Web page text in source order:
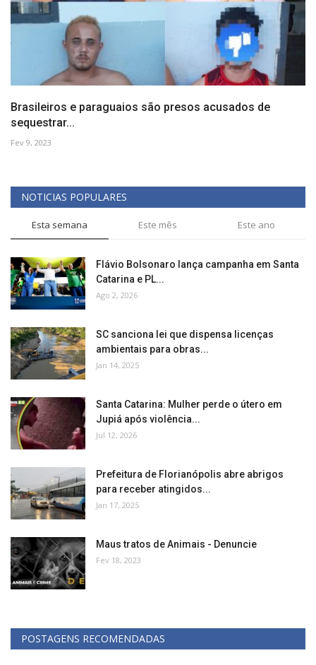
Brasileiros e paraguaios são presos acusados de
sequestrar...
Fev 9, 2023
NOTICIAS POPULARES
Esta semana Este mês Este ano
Flávio Bolsonaro lança campanha em Santa
Catarina e PL...
Ago 2, 2026
SC sanciona lei que dispensa licenças
ambientais para obras...
Jan 14, 2025
Santa Catarina: Mulher perde o útero em
Jupiá após violência...
Jul 12, 2026
Prefeitura de Florianópolis abre abrigos
para receber atingidos...
Jan 17, 2025
Maus tratos de Animais - Denuncie
Fev 18, 2023
POSTAGENS RECOMENDADAS